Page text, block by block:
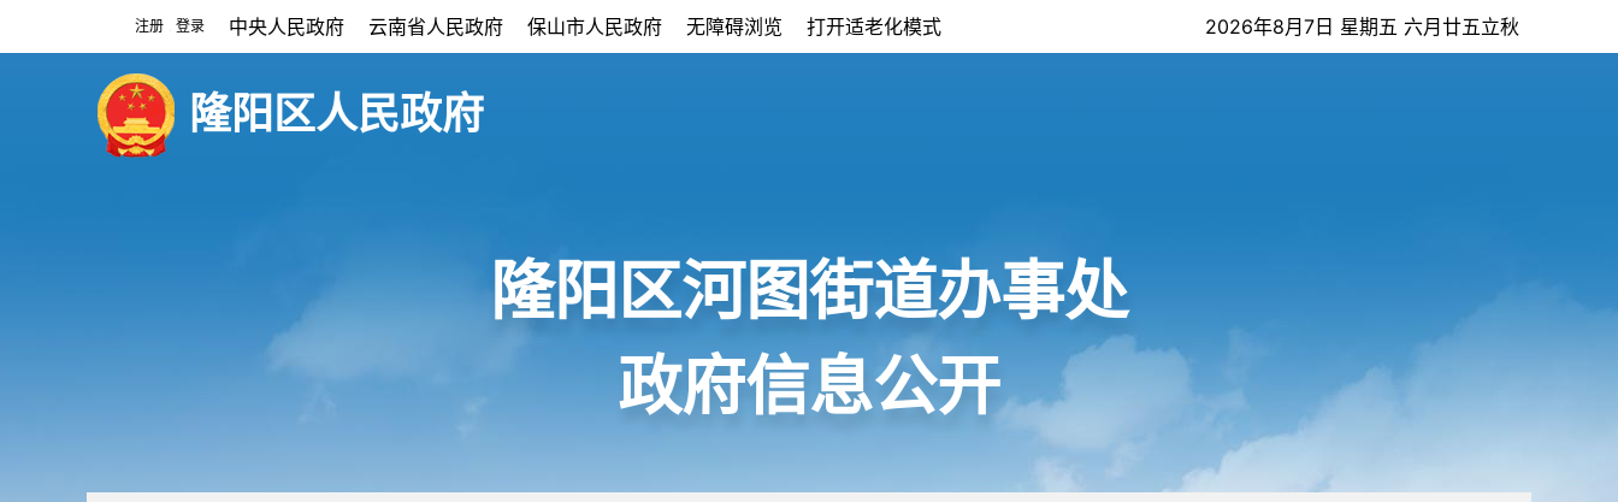
注册 登录 中央人民政府 云南省人民政府 保山市人民政府 无障碍浏览 打开适老化模式 2026年8月7日 星期五 六月廿五立秋
隆阳区人民政府
隆阳区河图街道办事处
政府信息公开